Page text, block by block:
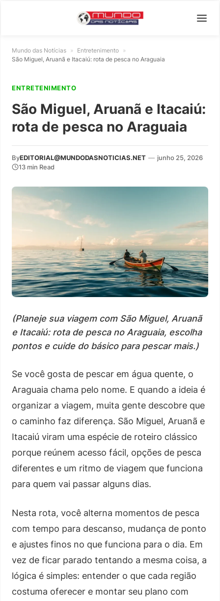
Mundo das Notícias » Entretenimento »
São Miguel, Aruanã e Itacaiú: rota de pesca no Araguaia
ENTRETENIMENTO
São Miguel, Aruanã e Itacaiú:
rota de pesca no Araguaia
ByEDITORIAL@MUNDODASNOTICIAS.NET — junho 25, 2026
13 min Read
(Planeje sua viagem com São Miguel, Aruanã
e Itacaiú: rota de pesca no Araguaia, escolha
pontos e cuide do básico para pescar mais.)
Se você gosta de pescar em água quente, o
Araguaia chama pelo nome. E quando a ideia é
organizar a viagem, muita gente descobre que
o caminho faz diferença. São Miguel, Aruanã e
Itacaiú viram uma espécie de roteiro clássico
porque reúnem acesso fácil, opções de pesca
diferentes e um ritmo de viagem que funciona
para quem vai passar alguns dias.
Nesta rota, você alterna momentos de pesca
com tempo para descanso, mudança de ponto
e ajustes finos no que funciona para o dia. Em
vez de ficar parado tentando a mesma coisa, a
lógica é simples: entender o que cada região
costuma oferecer e montar seu plano com